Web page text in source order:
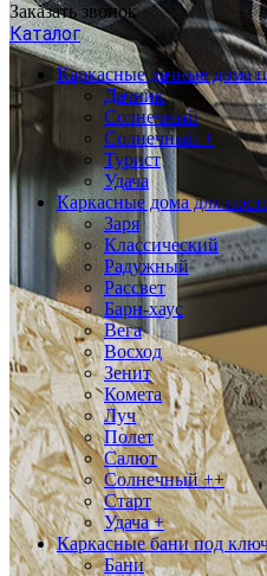
Заказать звонок
Каталог
Каркасные дачные дома
Дачник
Солнечный
Солнечный +
Турист
Удача
Каркасные дома для
Заря
Классический
Радужный
Рассвет
Барн-хаус
Вега
Восход
Зенит
Комета
Луч
Полет
Салют
Солнечный ++
Старт
Удача +
Каркасные бани под
Бани